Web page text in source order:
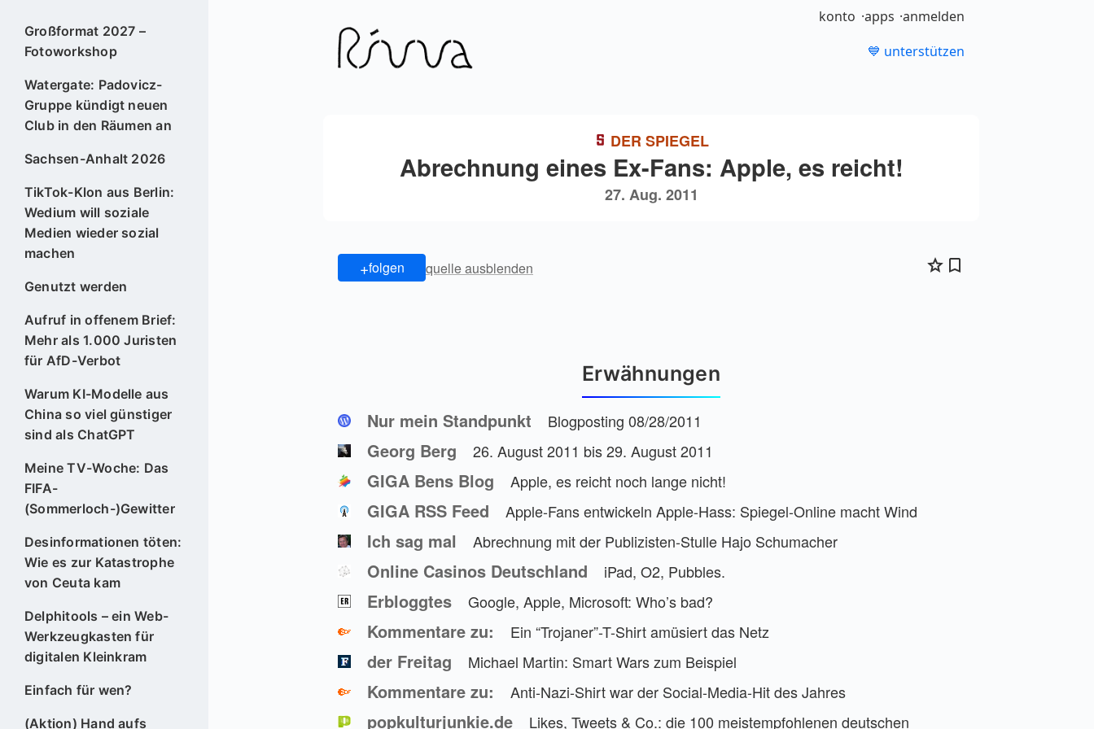
Großformat 2027 –
Fotoworkshop
Watergate: Padovicz-
Gruppe kündigt neuen
Club in den Räumen an
Sachsen-Anhalt 2026
TikTok-Klon aus Berlin:
Wedium will soziale
Medien wieder sozial
machen
Genutzt werden
Aufruf in offenem Brief:
Mehr als 1.000 Juristen
für AfD-Verbot
Warum KI-Modelle aus
China so viel günstiger
sind als ChatGPT
Meine TV-Woche: Das
FIFA-
(Sommerloch-)Gewitter
Desinformationen töten:
Wie es zur Katastrophe
von Ceuta kam
Delphitools – ein Web-
Werkzeugkasten für
digitalen Kleinkram
Einfach für wen?
(Aktion) Hand aufs
konto apps anmelden
💙 unterstützen
DER SPIEGEL
Abrechnung eines Ex-Fans: Apple, es reicht!
27. Aug. 2011
+folgen quelle ausblenden
Erwähnungen
Nur mein Standpunkt Blogposting 08/28/2011
Georg Berg 26. August 2011 bis 29. August 2011
GIGA Bens Blog Apple, es reicht noch lange nicht!
GIGA RSS Feed Apple-Fans entwickeln Apple-Hass: Spiegel-Online macht Wind
Ich sag mal Abrechnung mit der Publizisten-Stulle Hajo Schumacher
Online Casinos Deutschland iPad, O2, Pubbles.
Erbloggtes Google, Apple, Microsoft: Who’s bad?
Kommentare zu: Ein “Trojaner”-T-Shirt amüsiert das Netz
der Freitag Michael Martin: Smart Wars zum Beispiel
Kommentare zu: Anti-Nazi-Shirt war der Social-Media-Hit des Jahres
popkulturjunkie.de Likes, Tweets & Co.: die 100 meistempfohlenen deutschen